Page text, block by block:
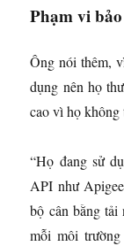
Phạm vi
Ông nói thêm,
dụng nên họ
cao vì họ
“Họ đang sử
API như
bộ cân bằng
mỗi môi